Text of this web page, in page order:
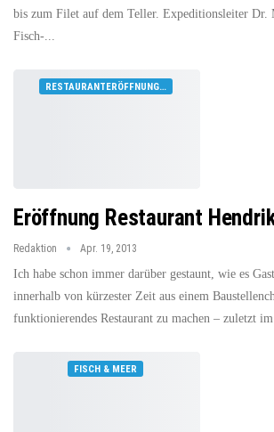
bis zum Filet auf dem Teller. Expeditionsleiter Dr.
Fisch-...
RESTAURANTERÖFFNUNGEN
Eröffnung Restaurant
Redaktion Apr. 19, 2013
Ich habe schon immer darüber gestaunt, wie es
innerhalb von kürzester Zeit aus einem
funktionierendes Restaurant zu machen – zuletzt
FISCH & MEER